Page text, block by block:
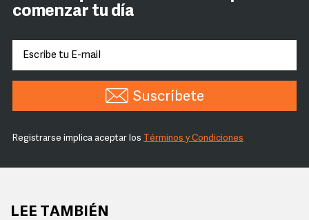
comenzar tu día
Suscríbete
Registrarse implica aceptar los Términos y Condiciones
LEE TAMBIÉN